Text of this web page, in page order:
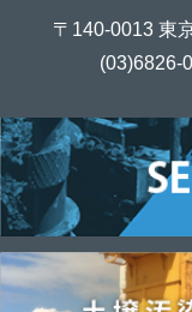
〒140-0013 東